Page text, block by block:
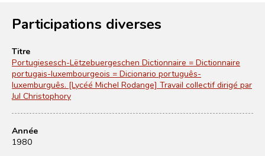
Participations diverses
Titre
Portugiesesch-Lëtzebuergeschen Dictionnaire = Dictionnaire
portugais-luxembourgeois = Dicionario português-
luxemburguês. [Lycéé Michel Rodange] Travail collectif dirigé par
Jul Christophory
Année
1980